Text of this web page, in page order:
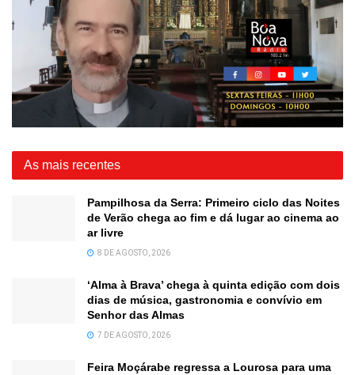
As mais recentes
Pampilhosa da Serra: Primeiro ciclo das Noites
de Verão chega ao fim e dá lugar ao cinema ao
ar livre
8 DE AGOSTO, 2026
‘Alma à Brava’ chega à quinta edição com dois
dias de música, gastronomia e convívio em
Senhor das Almas
7 DE AGOSTO, 2026
Feira Moçárabe regressa a Lourosa para uma